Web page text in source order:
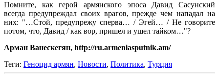
Помните, как герой армянского эпоса Давид Сасунский
всегда предупреждал своих врагов, прежде чем нападал на
них: "…Стой, предупрежу сперва… / Эгей… / Не говорите
потом, что, Давид / как вор, пришел и ушел тайком…"?
Арман Ванескегян, http://ru.armeniasputnik.am/
Теги: Геноцид армян, Новости, Политика, Турция